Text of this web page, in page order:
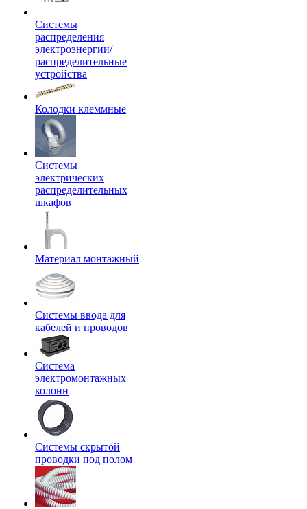
Системы
распределения
электроэнергии/
распределительные
устройства
Колодки клеммные
Системы
электрических
распределительных
шкафов
Материал монтажный
Системы ввода для
кабелей и проводов
Система
электромонтажных
колонн
Системы скрытой
проводки под полом